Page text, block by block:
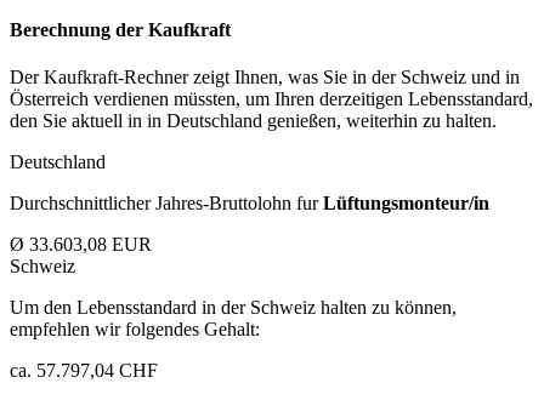
Berechnung der Kaufkraft
Der Kaufkraft-Rechner zeigt Ihnen, was Sie in der Schweiz und in
Österreich verdienen müssten, um Ihren derzeitigen Lebensstandard,
den Sie aktuell in in Deutschland genießen, weiterhin zu halten.
Deutschland
Durchschnittlicher Jahres-Bruttolohn furLüftungsmonteur/in
Ø 33.603,08 EUR
Schweiz
Um den Lebensstandard in der Schweiz halten zu können,
empfehlen wir folgendes Gehalt:
ca. 57.797,04 CHF